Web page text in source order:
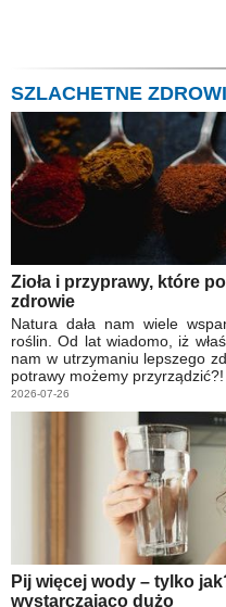
SZLACHETNE
Zioła i przyprawy, które
zdrowie
Natura dała nam wiele
roślin. Od lat wiadomo, iż
nam w utrzymaniu lepszego
potrawy możemy przyrządzić?!
2026-07-26
Pij więcej wody – tylko
wystarczająco dużo